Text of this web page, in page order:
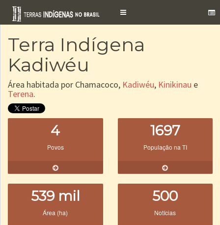
Toggle
Terra Indígena
Kadiwéu
Área habitada por Chamacoco, Kadiwéu, Kinikinau e
Terena.
4
Povos
1697
População na TI
539 mil
Área (ha)
500
Notícias